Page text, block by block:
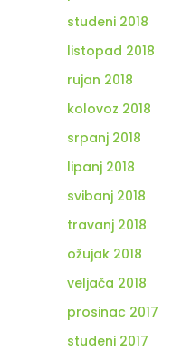
studeni 2018
listopad 2018
rujan 2018
kolovoz 2018
srpanj 2018
lipanj 2018
svibanj 2018
travanj 2018
ožujak 2018
veljača 2018
prosinac 2017
studeni 2017